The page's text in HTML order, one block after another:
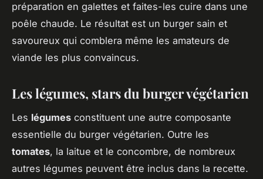
préparation en galettes et faites-les cuire dans une
poêle chaude. Le résultat est un burger sain et
savoureux qui comblera même les amateurs de
viande les plus convaincus.
Les légumes, stars du burger végétarien
Les légumes constituent une autre composante
essentielle du burger végétarien. Outre les
tomates, la laitue et le concombre, de nombreux
autres légumes peuvent être inclus dans la recette.